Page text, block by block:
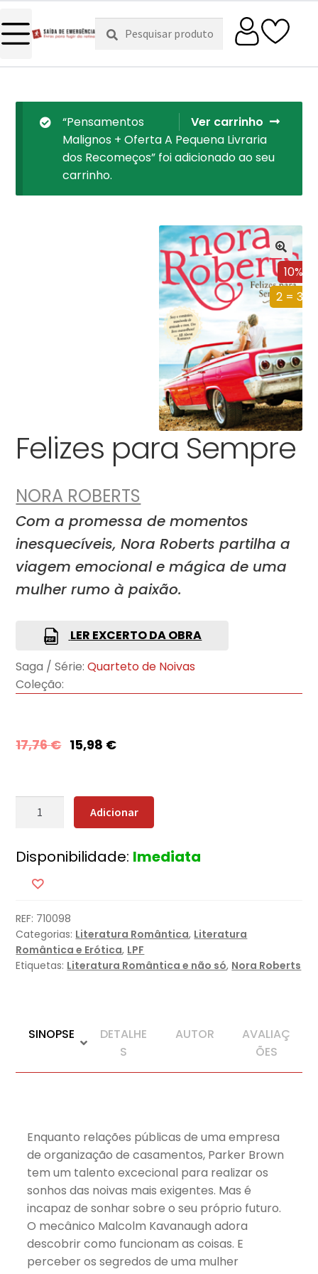
Pesquisar
por:
Pesquisa
Ver carrinho
“Pensamentos
Malignos + Oferta A Pequena Livraria
dos Recomeços” foi adicionado ao seu
carrinho.
10%
2 = 3
Felizes para Sempre
NORA ROBERTS
Com a promessa de momentos
inesquecíveis, Nora Roberts partilha a
viagem emocional e mágica de uma
mulher rumo à paixão.
LER EXCERTO DA OBRA
Saga / Série: Quarteto de Noivas
Coleção:
17,76€ 15,98 €
Quantidade
para
Sempre
Adicionar
Disponibilidade: Imediata
REF: 710098
Categorias: Literatura Romântica, Literatura
Romântica e Erótica, LPF
Etiquetas: Literatura Romântica e não só, Nora Roberts
SINOPSE
DETALHE
S
AUTOR
AVALIAÇ
ÕES
Enquanto relações públicas de uma empresa
de organização de casamentos, Parker Brown
tem um talento excecional para realizar os
sonhos das noivas mais exigentes. Mas é
incapaz de sonhar sobre o seu próprio futuro.
O mecânico Malcolm Kavanaugh adora
descobrir como funcionam as coisas. E
perceber os segredos de uma mulher